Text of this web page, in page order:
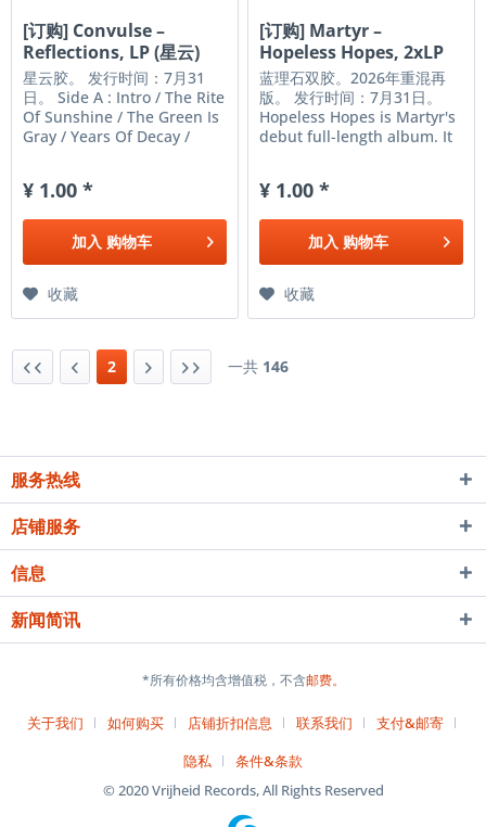
[订购] Convulse –
Reflections, LP (星云)
[预付款1|219]
星云胶。 发行时间：7月31
日。 Side A : Intro / The Rite
Of Sunshine / The Green Is
Gray / Years Of Decay /
Yesterday / Lost
Arrival 本店特为乐迷朋友们
提供1元钱唱片预定服务——
金...
¥ 1.00 *
加入 购物车
收藏
[订购] Martyr –
Hopeless Hopes, 2xLP
(蓝理石)...
蓝理石双胶。2026年重混再
版。 发行时间：7月31日。
Hopeless Hopes is Martyr's
debut full-length album. It
November 5, 1997 when
aged between 17 to 23
years old. A remastered re-
Galy...
¥ 1.00 *
加入 购物车
收藏
2 一共 146
服务热线
店铺服务
信息
新闻简讯
*所有价格均含增值税，不含邮费。
关于我们 如何购买 店铺折扣信息 联系我们
支付&邮寄
隐私
条件&条款
© 2020 Vrijheid Records, All Rights Reserved